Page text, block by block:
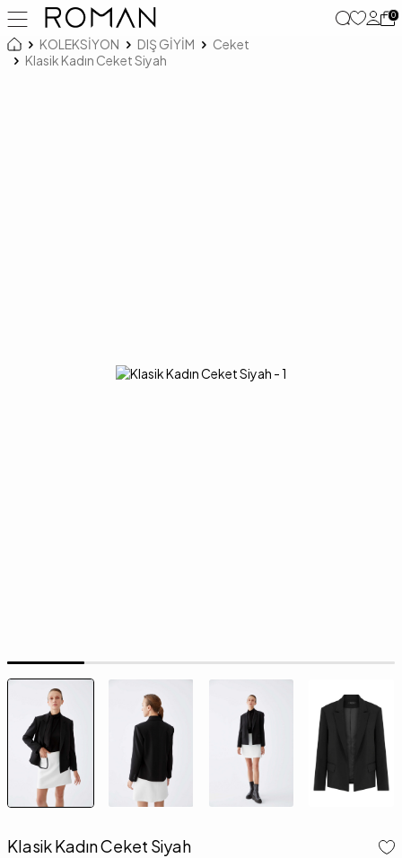
0
KOLEKSİYON DIŞ GİYİM
Ceket
Klasik Kadın Ceket Siyah
Klasik Kadın Ceket Siyah